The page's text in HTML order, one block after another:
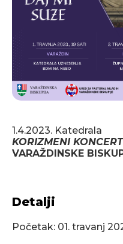
1.4.2023. Katedrala
KORIZMENI KONCERT
VARAŽDINSKE
Detalji
Početak: 01. travanj